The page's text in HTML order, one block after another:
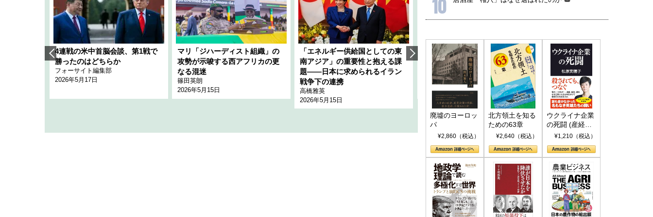
4連戦の米中首脳会談、第1戦で
勝ったのはどちらか
フォーサイト編集部
2026年5月17日
マリ「ジハーディスト組織」の
攻勢が示唆する西アフリカの更
なる混迷
篠田英朗
2026年5月15日
「エネルギー供給国としての東
南アジア」の重要性と抱える課
題――日本に求められるイラン
戦争下の連携
高橋雅英
2026年5月15日
韓国にも理解してほしい「極東
1905年体制」における日米韓安
全保障協力の意味
千々和泰明
2026年5月15日
ホルムズ海峡危機で加速したエ
ネルギー転換が「中国依存」に
行き着くリスク
小山堅
2026年5月14日
10
廃墟のヨーロッ
パ
¥2,860（税込）
北方領土を知る
ための63章
¥2,640（税込）
ウクライナ企業
の死闘 (産経セ
レクト S 039)
¥1,210（税込）